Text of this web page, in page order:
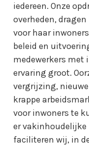
iedereen. Onze
overheden,
voor haar
beleid en
medewerkers met
ervaring groot.
vergrijzing,
krappe
voor inwoners te
er
faciliteren wij, in